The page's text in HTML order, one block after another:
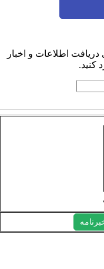
اطلاعات و اخبار